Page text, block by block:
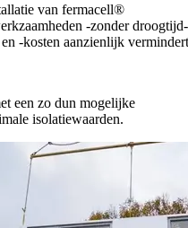
van fermacell®
-zonder droogtijd-
-kosten aanzienlijk
een zo dun mogelijke
isolatiewaarden.